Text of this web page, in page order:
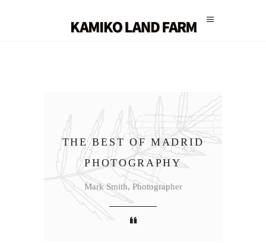
THE BEST OF MADRID
PHOTOGRAPHY
Mark Smith, Photographer